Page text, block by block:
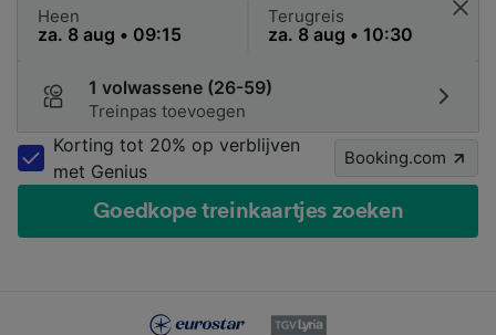
Heen Terugreis
1 volwassene (26-59)
Treinpas toevoegen
Korting tot 20% op verblijven
met Genius
Booking.com
Goedkope treinkaartjes zoeken